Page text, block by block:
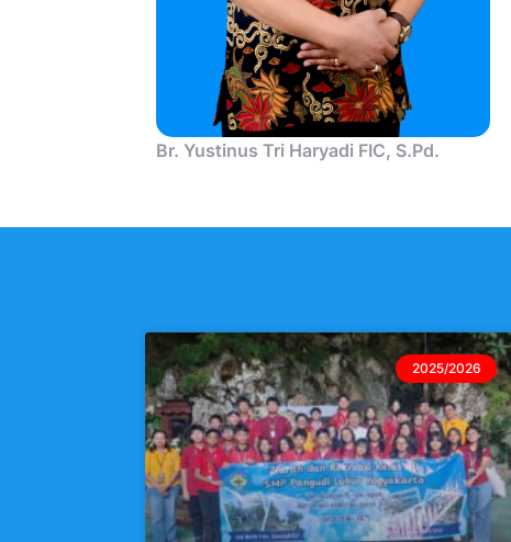
Br. Yustinus Tri Haryadi FIC, S.Pd.
2025/2026